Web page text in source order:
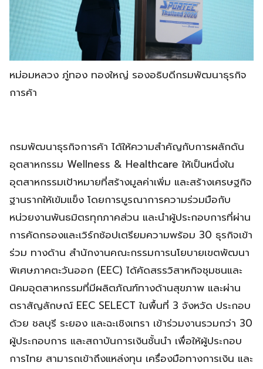
หม่อมหลวง ภู่ทอง ทองใหญ่ รองอธิบดีกรมพัฒนาธุรกิจ
การค้า
กรมพัฒนาธุรกิจการค้า ได้ให้ความสำคัญกับการผลักดัน
อุตสาหกรรม Wellness & Healthcare ให้เป็นหนึ่งใน
อุตสาหกรรมเป้าหมายที่สร้างมูลค่าเพิ่ม และสร้างเศรษฐกิจ
ฐานรากให้เข้มแข็ง โดยการบูรณาการความร่วมมือกับ
หน่วยงานพันธมิตรทุกภาคส่วน และนำผู้ประกอบการที่ผ่าน
การคัดกรองและเวิร์กช้อปเตรียมความพร้อม 30 ธุรกิจเข้า
ร่วม ทางด้าน สำนักงานคณะกรรมการนโยบายเขตพัฒนา
พิเศษภาคตะวันออก (EEC) ได้คัดสรรวิสาหกิจชุมชนและ
นิคมอุตสาหกรรมที่มีผลิตภัณฑ์ทางด้านสุขภาพ และผ่าน
ตราสัญลักษณ์ EEC SELECT ในพื้นที่ 3 จังหวัด ประกอบ
ด้วย ชลบุรี ระยอง และฉะเชิงเทรา เข้าร่วมงานรวมกว่า 30
ผู้ประกอบการ และสถาบันการเงินชั้นนำ เพื่อให้ผู้ประกอบ
การไทย สามารถเข้าถึงแหล่งทุน เครื่องมือทางการเงิน และ